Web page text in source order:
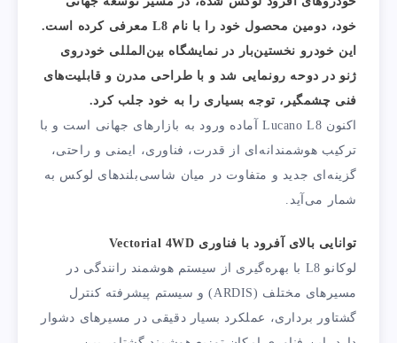
خود، دومین محصول خود را با نام L8 معرفی کرده است.
این خودرو نخستین‌بار در نمایشگاه بین‌المللی خودروی
ژنو در دوحه رونمایی شد و با طراحی مدرن و قابلیت‌های
فنی چشمگیر، توجه بسیاری را به خود جلب کرد.
اکنون Lucano L8 آماده ورود به بازارهای جهانی است و با
ترکیب هوشمندانه‌ای از قدرت، فناوری، ایمنی و راحتی،
گزینه‌ای جدید و متفاوت در میان شاسی‌بلندهای لوکس به
شمار می‌آید.
توانایی بالای آفرود با فناوری Vectorial 4WD
لوکانو L8 با بهره‌گیری از سیستم هوشمند رانندگی در
مسیرهای مختلف (ARDIS) و سیستم پیشرفته کنترل
گشتاور برداری، عملکرد بسیار دقیقی در مسیرهای دشوار